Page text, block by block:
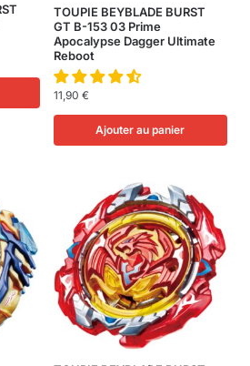
TOUPIE BEYBLADE BURST
GT B-153 03 Prime
Apocalypse Dagger Ultimate
Reboot
11,90 €
Ajouter au panier